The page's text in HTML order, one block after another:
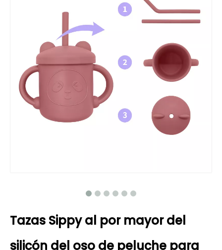
Tazas Sippy al por mayor del
silicón del oso de peluche para